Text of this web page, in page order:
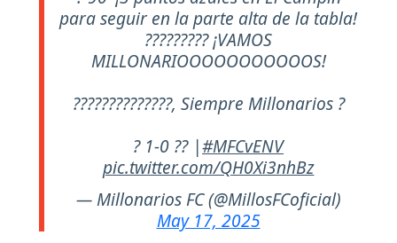
para seguir en la parte alta de la tabla!
????????? ¡VAMOS
MILLONARIOOOOOOOOOOOS!
??????????????, Siempre Millonarios ?
? 1-0 ?? |#MFCvENV
pic.twitter.com/QH0Xi3nhBz
— Millonarios FC (@MillosFCoficial)
May 17, 2025